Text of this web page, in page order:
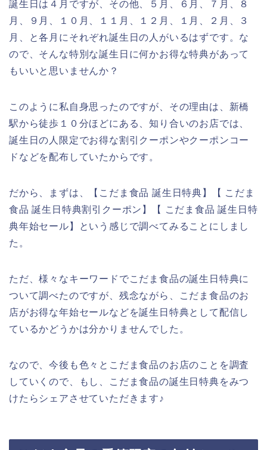
誕生日は４月ですが、その他、５月、６月、７月、８
月、９月、１０月、１１月、１２月、１月、２月、３
月、と各月にそれぞれ誕生日の人がいるはずです。な
ので、そんな特別な誕生日に何かお得な特典があって
もいいと思いませんか？
このように私自身思ったのですが、その理由は、新橋
駅から徒歩１０分ほどにある、知り合いのお店では、
誕生日の人限定でお得な割引クーポンやクーポンコー
ドなどを配布していたからです。
だから、まずは、【こだま食品 誕生日特典】【 こだま
食品 誕生日特典割引クーポン】【 こだま食品 誕生日特
典年始セール】という感じで調べてみることにしまし
た。
ただ、様々なキーワードでこだま食品の誕生日特典に
ついて調べたのですが、残念ながら、こだま食品のお
店がお得な年始セールなどを誕生日特典として配信し
ているかどうかは分かりませんでした。
なので、今後も色々とこだま食品のお店のことを調査
していくので、もし、こだま食品の誕生日特典をみつ
けたらシェアさせていただきます♪